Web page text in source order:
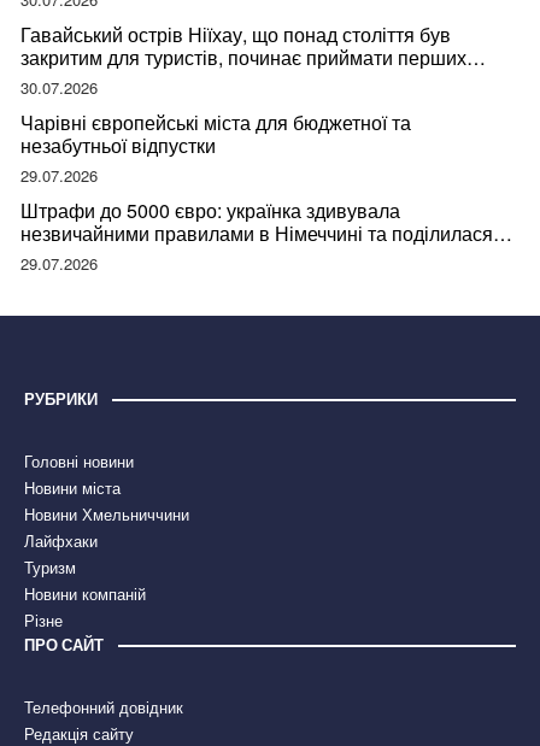
Гавайський острів Ніїхау, що понад століття був
закритим для туристів, починає приймати перших
відвідувачів
30.07.2026
Чарівні європейські міста для бюджетної та
незабутньої відпустки
29.07.2026
Штрафи до 5000 євро: українка здивувала
незвичайними правилами в Німеччині та поділилася
правдою
29.07.2026
РУБРИКИ
Головні новини
Новини міста
Новини Хмельниччини
Лайфхаки
Туризм
Новини компаній
Різне
ПРО САЙТ
Телефонний довідник
Редакція сайту